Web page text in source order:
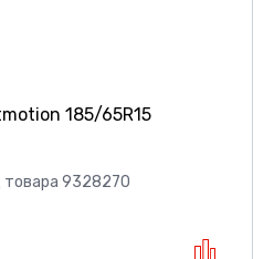
185/65R15
товара 9328270